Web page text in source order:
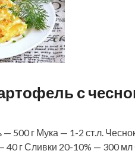
с
500 г Мука — 1-2 ст.л.
40 г Сливки 20-10% — 300